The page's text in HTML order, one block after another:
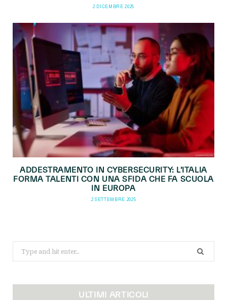
2 DICEMBRE 2025
ADDESTRAMENTO IN CYBERSECURITY: L’ITALIA
FORMA TALENTI CON UNA SFIDA CHE FA SCUOLA
IN EUROPA
2 SETTEMBRE 2025
for:
ULTIMI ARTICOLI